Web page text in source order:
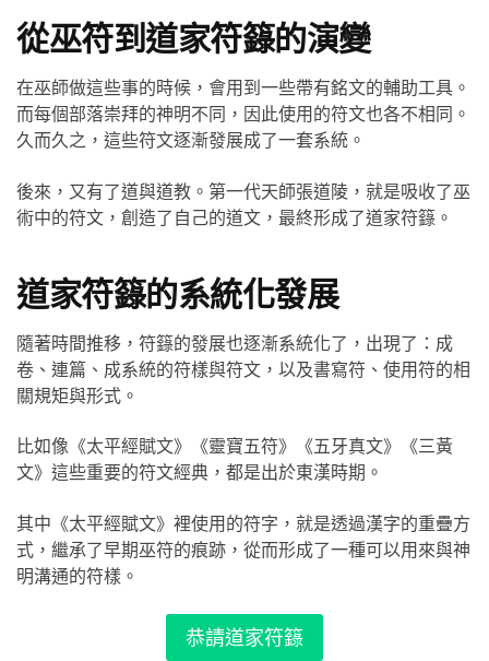
從巫符到道家符籙的演變
在巫師做這些事的時候，會用到一些帶有銘文的輔助工具。
而每個部落崇拜的神明不同，因此使用的符文也各不相同。
久而久之，這些符文逐漸發展成了一套系統。
後來，又有了道與道教。第一代天師張道陵，就是吸收了巫
術中的符文，創造了自己的道文，最終形成了道家符籙。
道家符籙的系統化發展
隨著時間推移，符籙的發展也逐漸系統化了，出現了：成
卷、連篇、成系統的符樣與符文，以及書寫符、使用符的相
關規矩與形式。
比如像《太平經賦文》《靈寶五符》《五牙真文》《三黃
文》這些重要的符文經典，都是出於東漢時期。
其中《太平經賦文》裡使用的符字，就是透過漢字的重疊方
式，繼承了早期巫符的痕跡，從而形成了一種可以用來與神
明溝通的符樣。
恭請道家符籙